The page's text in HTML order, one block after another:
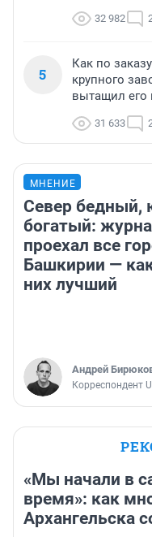
32 982
5
Как по
крупного
вытащил его
31 633
МНЕНИЕ
Север бедный,
богатый:
проехал все
Башкирии —
них лучший
Андрей
Корреспондент
«Мы начали в
время»: как
Архангельска